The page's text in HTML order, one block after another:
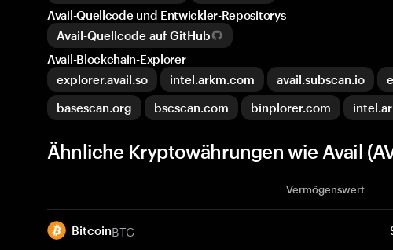
Avail-Quellcode und Entwickler-Repositorys
Avail-Quellcode auf GitHub
Avail-Blockchain-Explorer
explorer.avail.so
intel.arkm.com avail.subscan.io
basescan.org
bscscan.com binplorer.com
Ähnliche Kryptowährungen wie Avail
Vermögenswert
BitcoinBTC